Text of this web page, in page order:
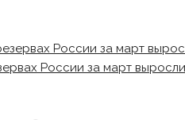
России за март